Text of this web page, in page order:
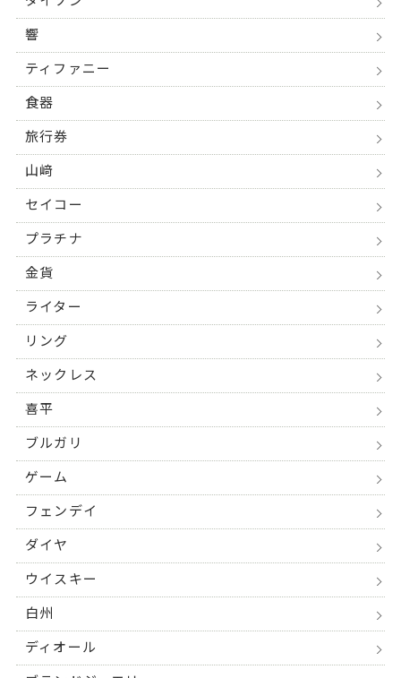
響
ティファニー
食器
旅行券
山﨑
セイコー
プラチナ
金貨
ライター
リング
ネックレス
喜平
ブルガリ
ゲーム
フェンデイ
ダイヤ
ウイスキー
白州
ディオール